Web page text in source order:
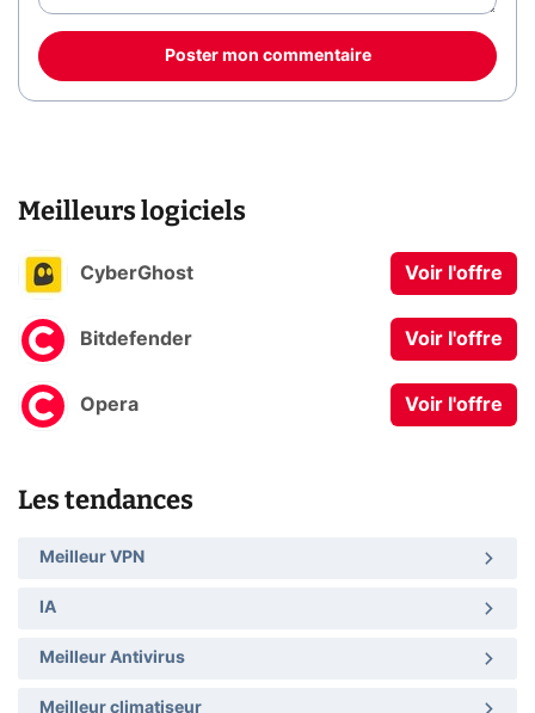
Poster mon commentaire
Meilleurs logiciels
CyberGhost Voir l'offre
Bitdefender Voir l'offre
Opera Voir l'offre
Les tendances
Meilleur VPN
IA
Meilleur Antivirus
Meilleur climatiseur